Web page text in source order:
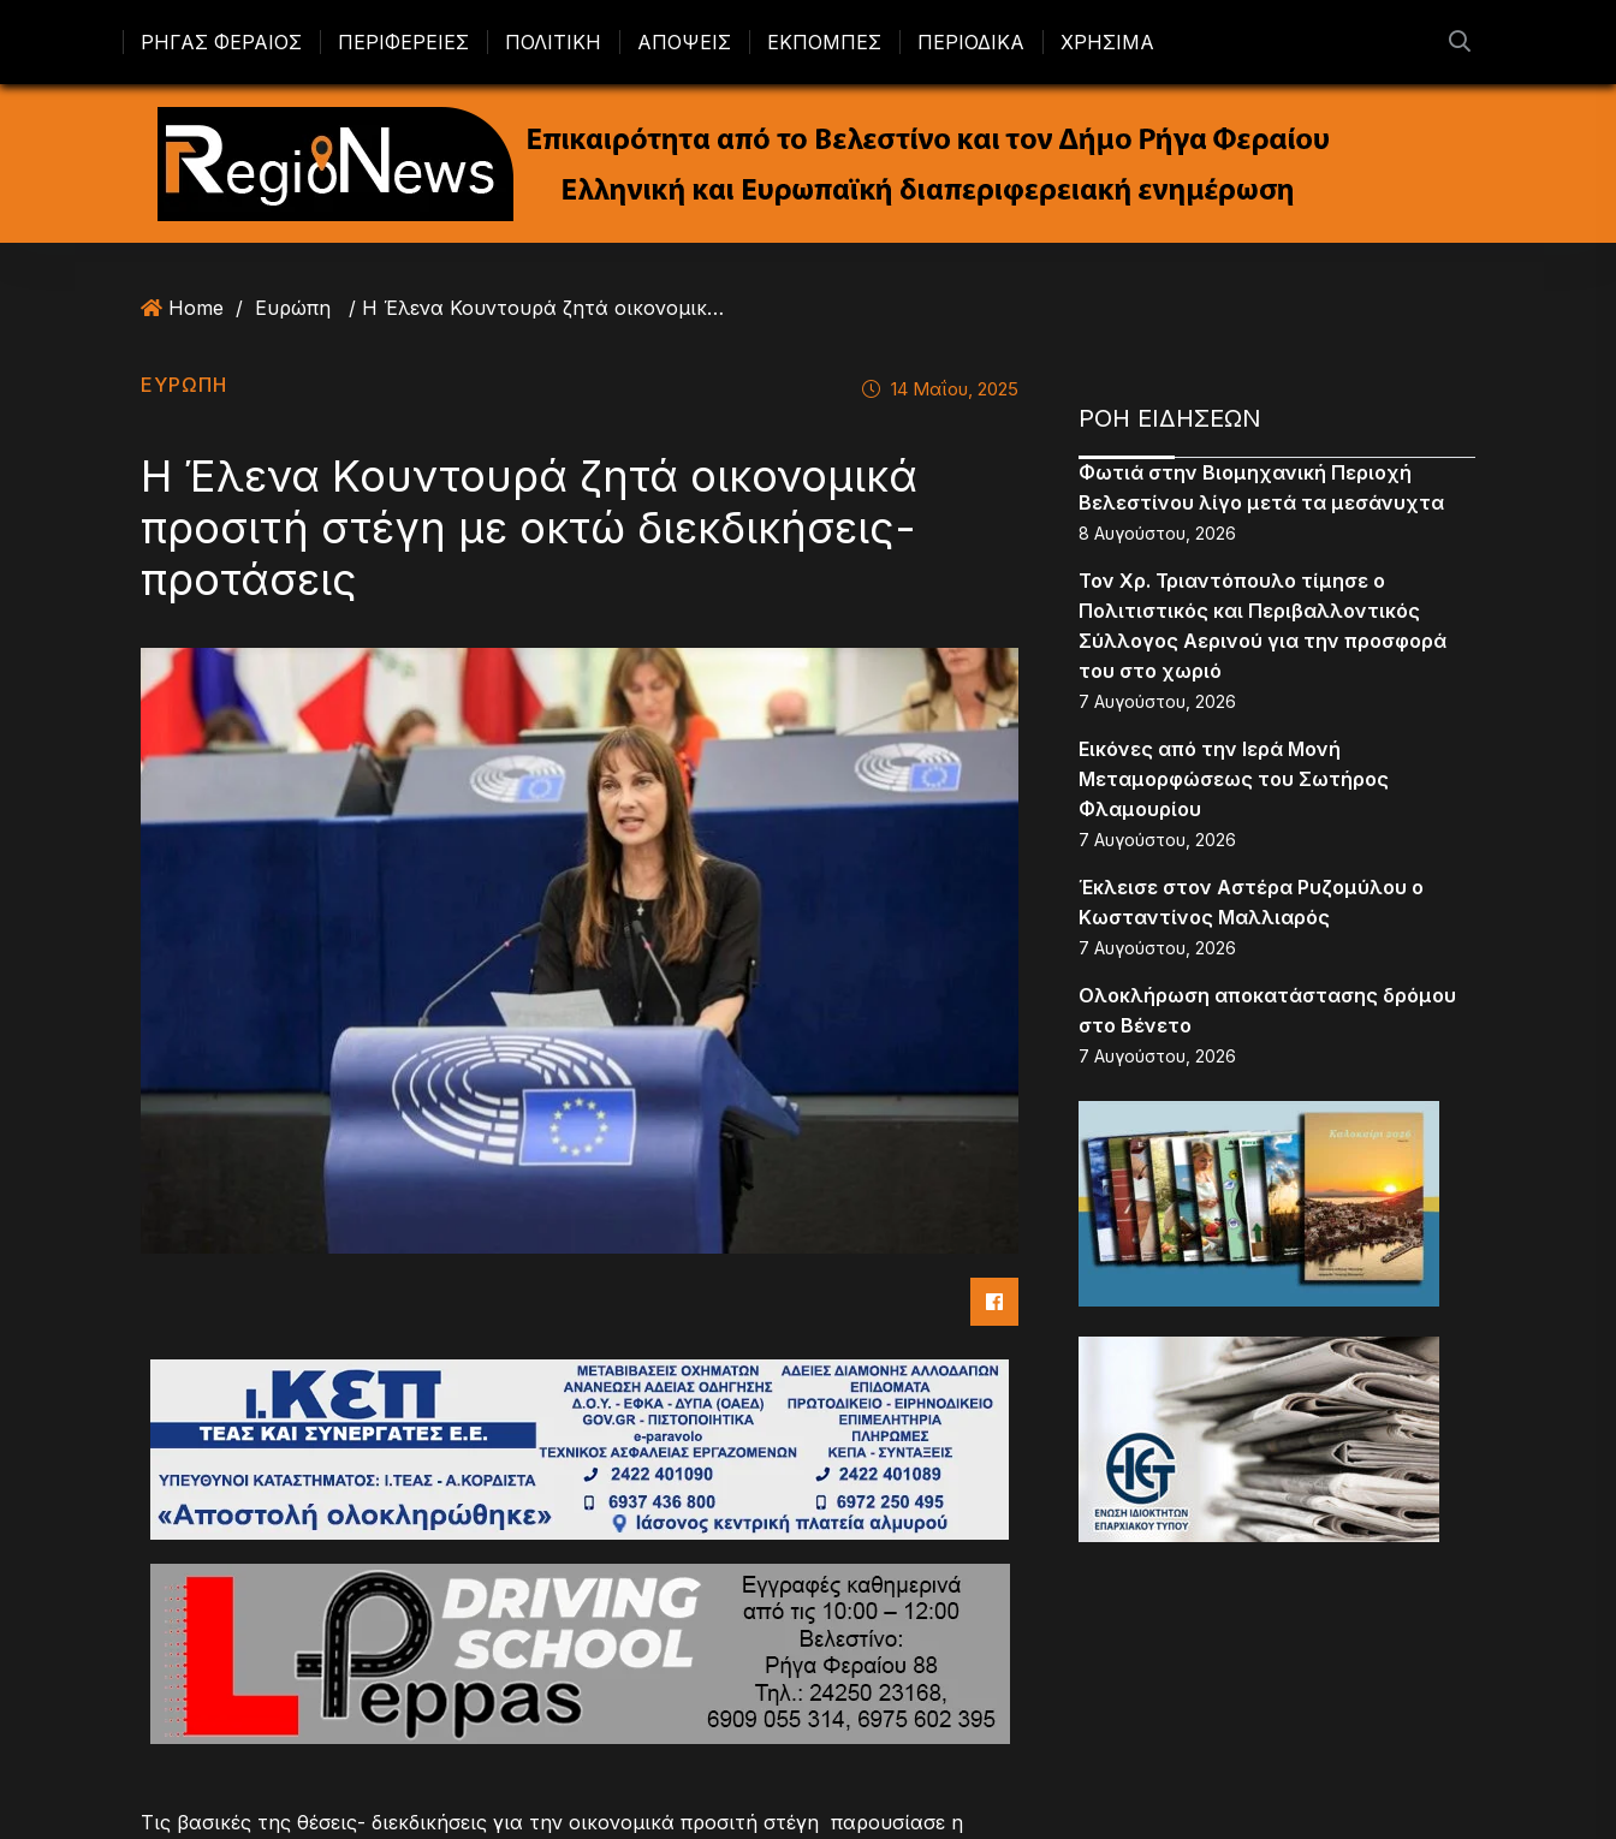
ΡΗΓΑΣ ΦΕΡΑΙΟΣ ΠΕΡΙΦΕΡΕΙΕΣ ΠΟΛΙΤΙΚΗ ΑΠΟΨΕΙΣ ΕΚΠΟΜΠΕΣ ΠΕΡΙΟΔΙΚΑ ΧΡΗΣΙΜΑ
Home / Ευρώπη / H Έλενα Κουντουρά ζητά οικονομικά προσιτή στέγη με οκτώ διεκδικήσεις-προτάσεις
ΕΥΡΏΠΗ 14 Μαΐου, 2025
H Έλενα Κουντουρά ζητά οικονομικά
προσιτή στέγη με οκτώ διεκδικήσεις-
προτάσεις
Τις βασικές της θέσεις- διεκδικήσεις για την οικονομικά προσιτή στέγη παρουσίασε η
ΡΟΗ ΕΙΔΗΣΕΩΝ
Φωτιά στην Βιομηχανική Περιοχή
Βελεστίνου λίγο μετά τα μεσάνυχτα
8 Αυγούστου, 2026
Τον Χρ. Τριαντόπουλο τίμησε ο
Πολιτιστικός και Περιβαλλοντικός
Σύλλογος Αερινού για την προσφορά
του στο χωριό
7 Αυγούστου, 2026
Εικόνες από την Ιερά Μονή
Μεταμορφώσεως του Σωτήρος
Φλαμουρίου
7 Αυγούστου, 2026
Έκλεισε στον Αστέρα Ρυζομύλου ο
Κωσταντίνος Μαλλιαρός
7 Αυγούστου, 2026
Ολοκλήρωση αποκατάστασης δρόμου
στο Βένετο
7 Αυγούστου, 2026